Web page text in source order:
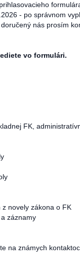
- po správnom
nás prosím
vo formulári.
FK,
novely zákona o FK
záznamy
na známych